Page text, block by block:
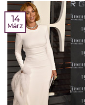
14
März